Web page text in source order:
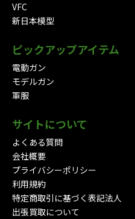
VFC
新日本模型
ピックアップアイテム
電動ガン
モデルガン
軍服
サイトについて
よくある質問
会社概要
プライバシーポリシー
利用規約
特定商取引に基づく表記法人
出張買取について